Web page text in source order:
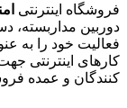
فروشگاه اینترنتی
دوربین مداربسته،
فعالیت خود را به
کارهای اینترنتی
کنندگان و عمده